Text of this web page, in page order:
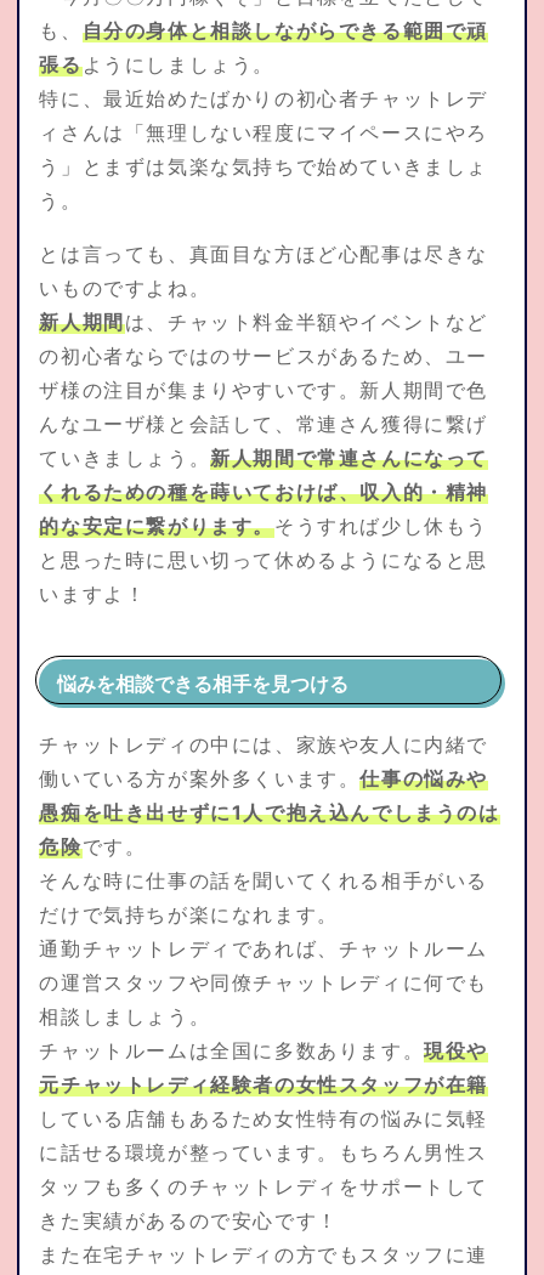
も、 自分の身体と相談しながらできる範囲で頑
張るようにしましょう。
特に、最近始めたばかりの初心者チャットレデ
ィさんは「無理しない程度にマイペースにやろ
う」とまずは気楽な気持ちで始めていきましょ
う。
とは言っても、真面目な方ほど心配事は尽きな
いものですよね。
新人期間は、チャット料金半額やイベントなど
の初心者ならではのサービスがあるため、ユー
ザ様の注目が集まりやすいです。新人期間で色
んなユーザ様と会話して、常連さん獲得に繋げ
ていきましょう。新人期間で常連さんになって
くれるための種を蒔いておけば、収入的・精神
的な安定に繋がります。そうすれば少し休もう
と思った時に思い切って休めるようになると思
いますよ！
悩みを相談できる相手を見つける
チャットレディの中には、家族や友人に内緒で
働いている方が案外多くいます。仕事の悩みや
愚痴を吐き出せずに1人で抱え込んでしまうのは
危険です。
そんな時に仕事の話を聞いてくれる相手がいる
だけで気持ちが楽になれます。
通勤チャットレディであれば、チャットルーム
の運営スタッフや同僚チャットレディに何でも
相談しましょう。
チャットルームは全国に多数あります。現役や
元チャットレディ経験者の女性スタッフが在籍
している店舗もあるため女性特有の悩みに気軽
に話せる環境が整っています。もちろん男性ス
タッフも多くのチャットレディをサポートして
きた実績があるので安心です！
また在宅チャットレディの方でもスタッフに連